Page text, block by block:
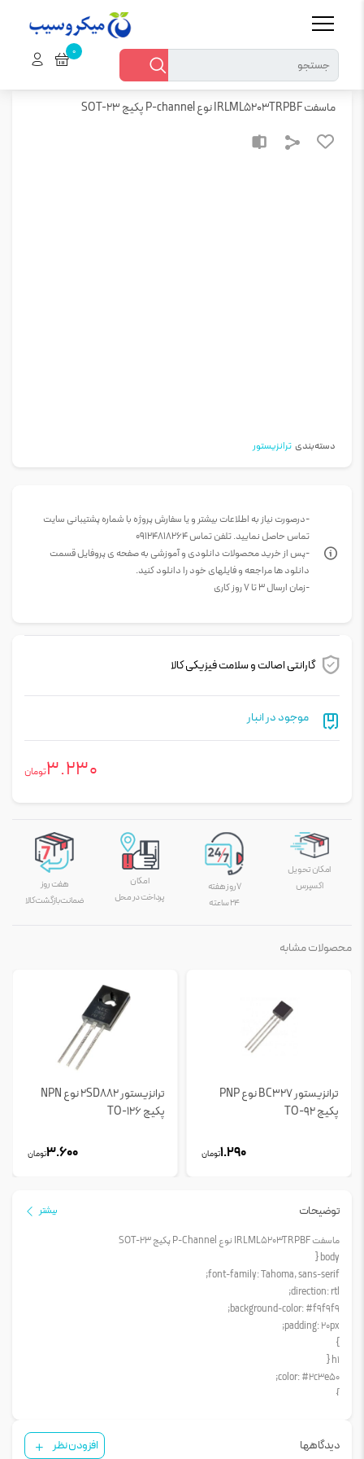
میکروسیب ترانزیستور
ماسفت IRLML5203TRPBF نوع P-channel پکیج SOT-23
دسته‌بندی ترانزیستور
-درصورت نیاز به اطلاعات بیشتر و یا سفارش پروژه با شماره پشتیبانی سایت
تماس حاصل نمایید. تلفن تماس 09124818264
-پس از خرید محصولات دانلودی و آموزشی به صفحه ی پروفایل قسمت
دانلود ها مراجعه و فایلهای خود را دانلود کنید.
-زمان ارسال 3 تا 7 روز کاری
گارانتی اصالت و سلامت فیزیکی کالا
موجود در انبار
3.230تومان
امکان تحویل
اکسپرس
۷ روز هفته
۲۴ ساعته
امکان
پرداخت در محل
هفت روز
ضمانت بازگشت کالا
محصولات مشابه
ترانزیستور BC327 نوع PNP
پکیج TO-92
1.290تومان
ترانزیستور 2SD882 نوع NPN
پکیج TO-126
3.600تومان
توضیحات بیشتر
ماسفت IRLML5203TRPBF نوع P-Channel پکیج SOT-23
body {
font-family: Tahoma, sans-serif;
direction: rtl;
background-color: #f9f9f9;
padding: 20px;
}
h1 {
color: #2c3e50;
}
line-height: 1.6;
دیدگاهها افزودن نظر